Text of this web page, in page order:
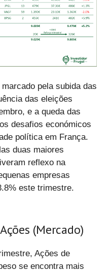
pela subida das
das eleições
e a queda das
desafios económicos
política em França.
duas maiores
reflexo na
empresas
este trimestre.
(Mercado)
Ações de
se encontra mais